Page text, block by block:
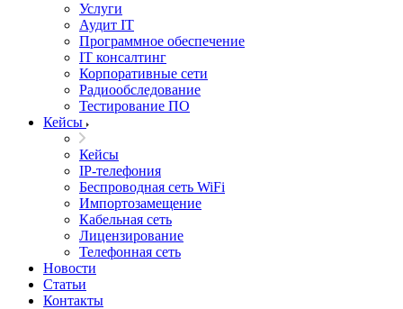
Услуги
Аудит IT
Программное обеспечение
IT консалтинг
Корпоративные сети
Радиообследование
Тестирование ПО
Кейсы
Кейсы
IP-телефония
Беспроводная сеть WiFi
Импортозамещение
Кабельная сеть
Лицензирование
Телефонная сеть
Новости
Статьи
Контакты